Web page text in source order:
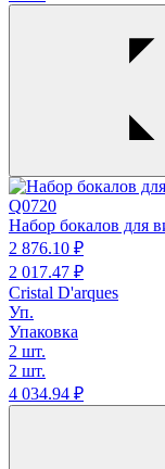
Q0720
Набор бокалов для
2 876.10 ₽
2 017.47 ₽
Cristal D'arques
Уп.
Упаковка
2 шт.
2 шт.
4 034.94 ₽